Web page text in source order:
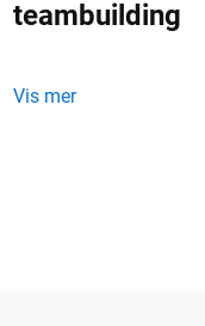
teambuilding
Vis mer